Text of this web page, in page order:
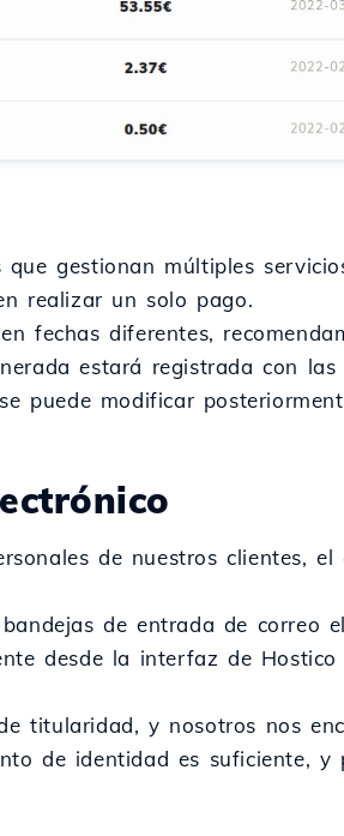
gestionan múltiples
realizar un solo pago.
fechas diferentes,
estará registrada con
puede modificar
de nuestros clientes,
de entrada de correo
desde la interfaz de Hostico
titularidad, y nosotros nos
de identidad es suficiente, y